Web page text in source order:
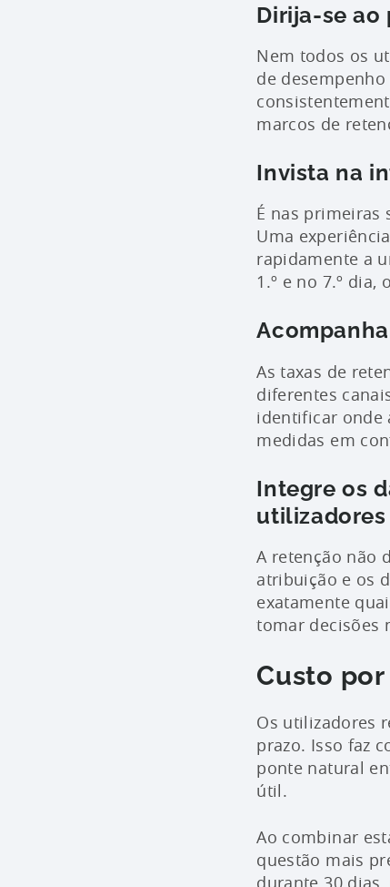
Dirija-se
Nem todos os
de
marcos de
Invista na
É nas primeiras
Uma
rapidamente a
1.º e no 7.º
As taxas de
diferentes
identificar onde
medidas em
Integre os
utilizadores
A retenção não
atribuição e os
exatamente
tomar decisões
Custo
Os utilizadores
prazo. Isso faz
ponte natural
útil.
Ao combinar
questão mais
durante 30